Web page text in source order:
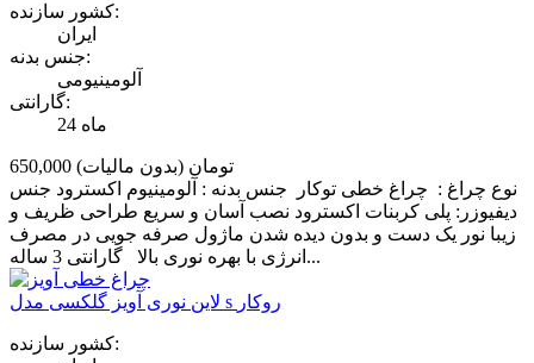
کشور سازنده:
ایران
جنس بدنه:
آلومینیومی
گارانتی:
24 ماه
650,000 تومان (بدون مالیات)
نوع چراغ : چراغ خطی توکار جنس بدنه : آلومینیوم اکسترود جنس
دیفیوزر: پلی کربنات اکسترود نصب آسان و سریع طراحی ظریف و
زیبا نور یک دست و بدون دیده شدن ماژول صرفه جویی در مصرف
انرژی با بهره نوری بالا گارانتی 3 ساله...
لاین نوری آویز گلکسی مدل s روکار
کشور سازنده: